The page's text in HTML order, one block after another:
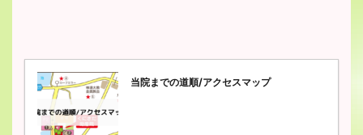
当院までの道順/アクセスマップ